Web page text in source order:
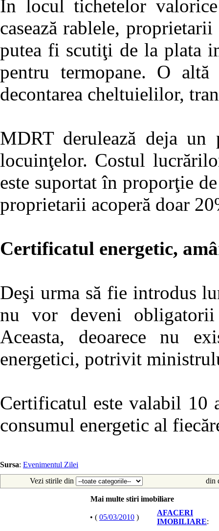
În locul tichetelor
casează rablele,
putea fi scutiţi de la plata
pentru termopane. O
decontarea cheltuielilor,
MDRT derulează deja un
locuinţelor. Costul
este suportat în proporţie
proprietarii acoperă doar
Certificatul energetic,
Deşi urma să fie introdus
nu vor deveni
Aceasta, deoarece nu
energetici, potrivit
Certificatul este valabil 10
consumul energetic al
Sursa: Evenimentul Zilei
Vezi stirile din
din
Mai multe stiri imobiliare
• ( 05/03/2010 )
AFACERI
IMOBILIARE: